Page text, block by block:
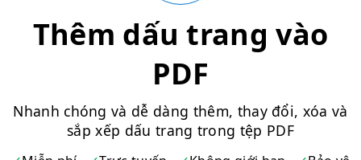
Thêm dấu trang vào
PDF
Nhanh chóng và dễ dàng thêm, thay đổi, xóa và
sắp xếp dấu trang trong tệp PDF